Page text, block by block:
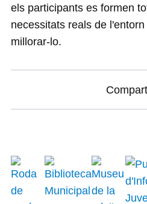
els participants es formen
necessitats reals de
millorar-lo.